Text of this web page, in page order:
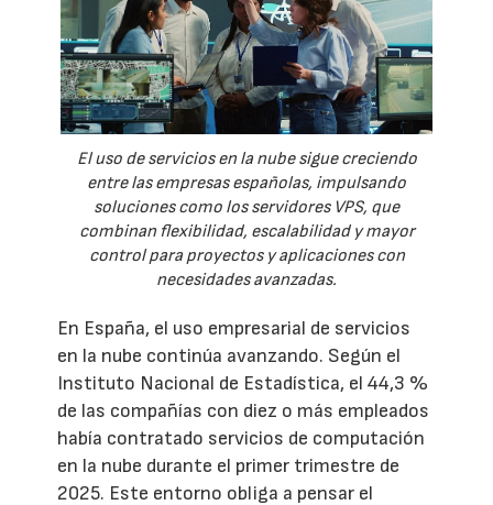
El uso de servicios en la nube sigue creciendo
entre las empresas españolas, impulsando
soluciones como los servidores VPS, que
combinan flexibilidad, escalabilidad y mayor
control para proyectos y aplicaciones con
necesidades avanzadas.
En España, el uso empresarial de servicios
en la nube continúa avanzando. Según el
Instituto Nacional de Estadística, el 44,3 %
de las compañías con diez o más empleados
había contratado servicios de computación
en la nube durante el primer trimestre de
2025. Este entorno obliga a pensar el